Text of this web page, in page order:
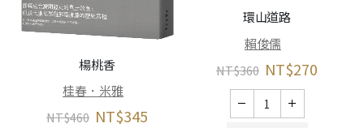
楊桃香
桂春．米雅
NT$460 NT$345
環山道路
賴俊儒
NT$360 NT$270